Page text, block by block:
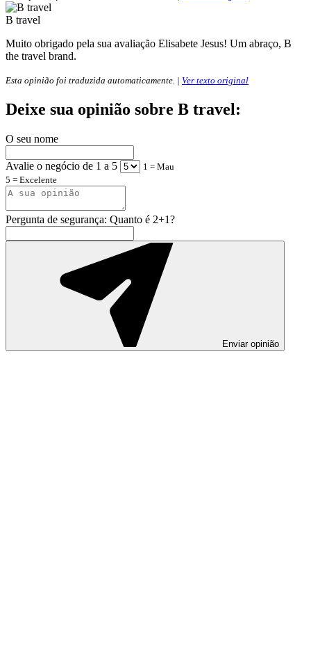
B travel
Muito obrigado pela sua avaliação Elisabete Jesus! Um abraço, B
the travel brand.
Esta opinião foi traduzida automaticamente. | Ver texto original
Deixe sua opinião sobre B travel:
O seu nome
Avalie o negócio de 1 a 5
1 = Mau
5 = Excelente
Pergunta de segurança: Quanto é 2+1?
Enviar opinião